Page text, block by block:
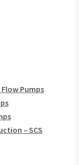
Pumps
– SCS